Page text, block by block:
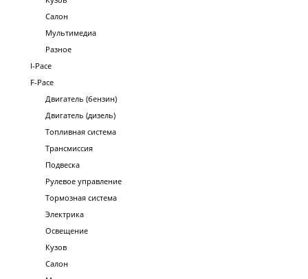
Салон
Мультимедиа
Разное
I-Pace
F-Pace
Двигатель (бензин)
Двигатель (дизель)
Топливная система
Трансмиссия
Подвеска
Рулевое управление
Тормозная система
Электрика
Освещение
Кузов
Салон